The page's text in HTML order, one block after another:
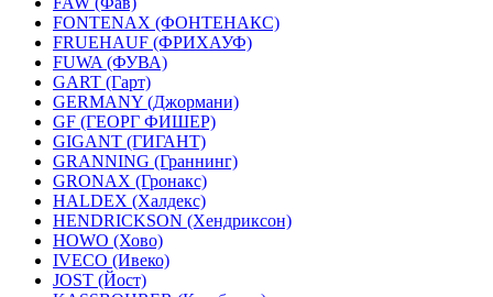
FONTENAX (ФОНТЕНАКС)
FRUEHAUF (ФРИХАУФ)
FUWA (ФУВА)
GART (Гарт)
GERMANY (Джормани)
GF (ГЕОРГ ФИШЕР)
GIGANT (ГИГАНТ)
GRANNING (Граннинг)
GRONAX (Гронакс)
HALDEX (Халдекс)
HENDRICKSON (Хендриксон)
HOWO (Хово)
IVECO (Ивеко)
JOST (Йост)